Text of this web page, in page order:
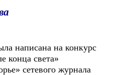
написана на конкурс
конца света»
сетевого журнала